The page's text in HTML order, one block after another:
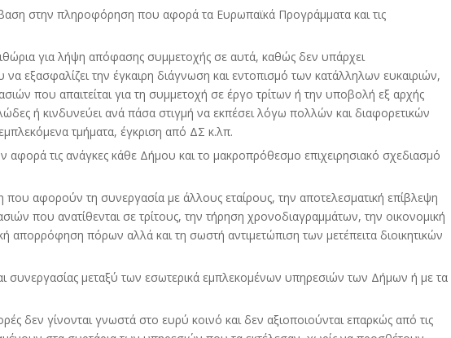
στην πληροφόρηση που αφορά τα Ευρωπαϊκά Προγράμματα και τις
για λήψη απόφασης συμμετοχής σε αυτά, καθώς δεν υπάρχει
εξασφαλίζει την έγκαιρη διάγνωση και εντοπισμό των κατάλληλων ευκαιριών,
που απαιτείται για τη συμμετοχή σε έργο τρίτων ή την υποβολή εξ αρχής
ή κινδυνεύει ανά πάσα στιγμή να εκπέσει λόγω πολλών και διαφορετικών
τμήματα, έγκριση από ΔΣ κ.λπ.
τις ανάγκες κάθε Δήμου και το μακροπρόθεσμο επιχειρησιακό σχεδιασμό
αφορούν τη συνεργασία με άλλους εταίρους, την αποτελεσματική επίβλεψη
που ανατίθενται σε τρίτους, την τήρηση χρονοδιαγραμμάτων, την οικονομική
απορρόφηση πόρων αλλά και τη σωστή αντιμετώπιση των μετέπειτα διοικητικών
συνεργασίας μεταξύ των εσωτερικά εμπλεκομένων υπηρεσιών των Δήμων ή με τα
δεν γίνονται γνωστά στο ευρύ κοινό και δεν αξιοποιούνται επαρκώς από τις